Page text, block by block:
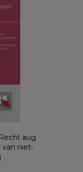
aug
van niet-